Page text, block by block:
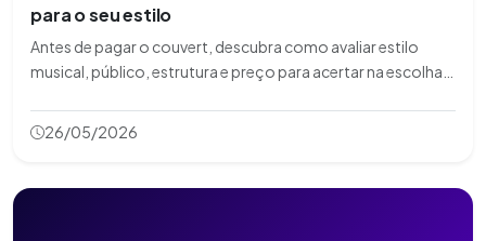
para o seu estilo
Antes de pagar o couvert, descubra como avaliar estilo
musical, público, estrutura e preço para acertar na escolha
26/05/2026